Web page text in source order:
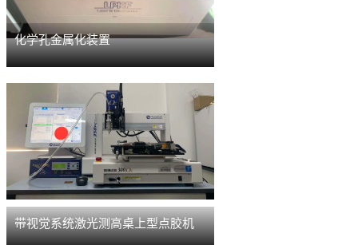
化学孔金属化装置
带视觉系统激光测高桌上型点胶机